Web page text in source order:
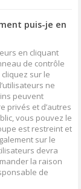
puis-je en
en cliquant
de contrôle
sur le
ne
peuvent
privés et d’autres
vous pouvez le
est restreint et
sur le
devra
la raison
de